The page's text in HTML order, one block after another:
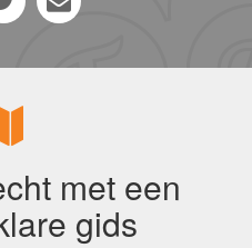
met een
gids